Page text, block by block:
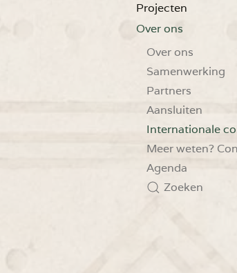
Projecten
Over ons
Over ons
Samenwerking
Partners
Aansluiten
Internationale
Meer weten?
Agenda
Zoeken